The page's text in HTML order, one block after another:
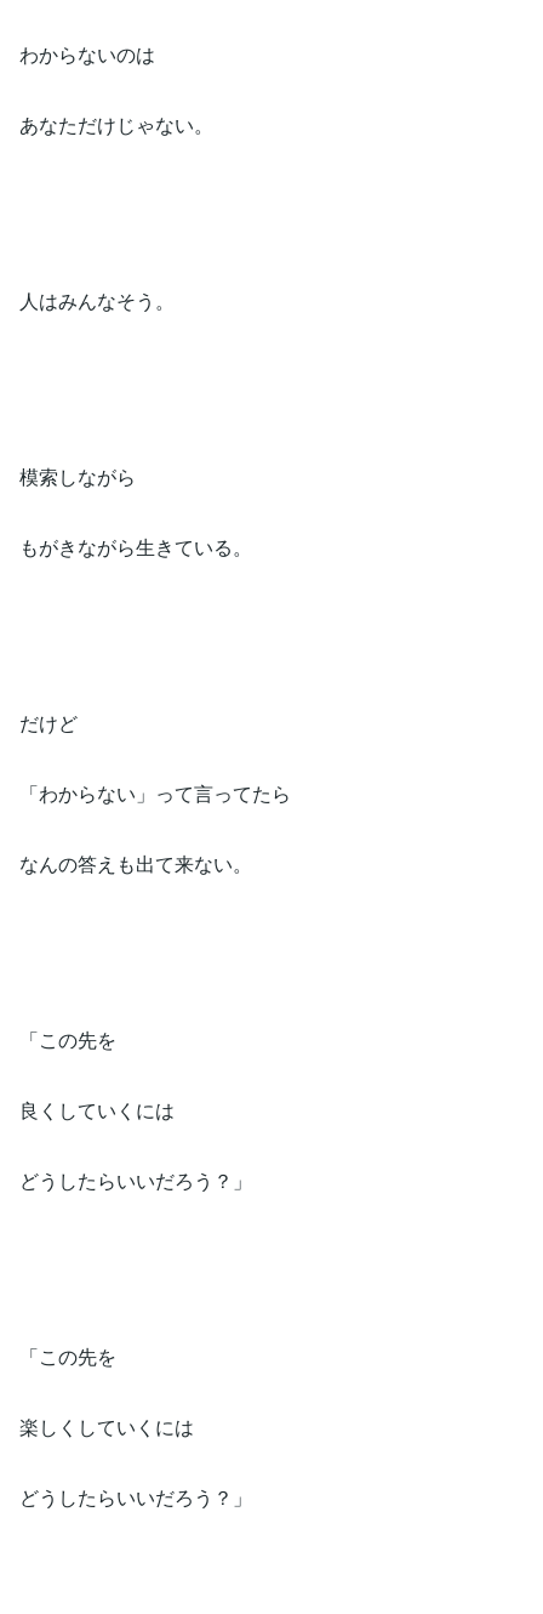
わからないのは⁡
あなただけじゃない。⁡
人はみんなそう。⁡
模索しながら⁡
もがきながら生きている。⁡
だけど⁡
「わからない」って言ってたら⁡
なんの答えも出て来ない。⁡
「この先を⁡
良くしていくには⁡
どうしたらいいだろう？」⁡
「この先を⁡
楽しくしていくには⁡
どうしたらいいだろう？」⁡